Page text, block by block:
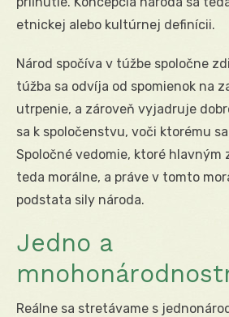
etnickej alebo kultúrnej definícii.
Národ spočíva v túžbe spoločne
túžba sa odvíja od spomienok na
utrpenie, a zároveň vyjadruje
sa k spoločenstvu, voči ktorému
Spoločné vedomie, ktoré hlavným
teda morálne, a práve v tomto
podstata sily národa.
Jedno a
Reálne sa stretávame s